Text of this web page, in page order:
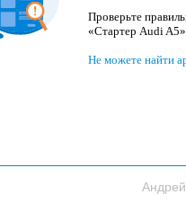
Проверьте
«Стартер Audi
Не можете найти